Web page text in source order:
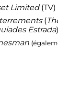
Limited(TV)
(
Estrada)